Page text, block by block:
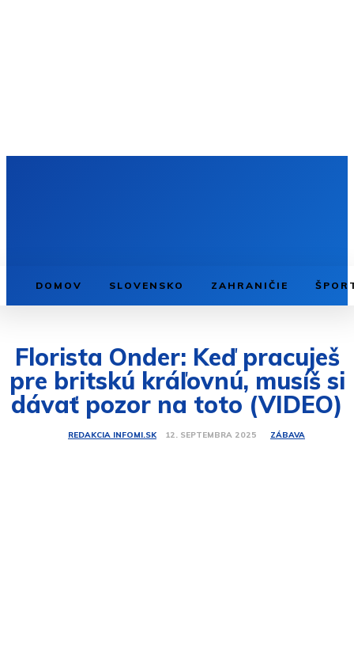
DOMOV SLOVENSKO ZAHRANIČIE
Florista Onder: Keď pracuješ
pre britskú kráľovnú, musíš si
dávať pozor na toto (VIDEO)
REDAKCIA INFOMI.SK 12. SEPTEMBRA 2025 ZÁBAVA